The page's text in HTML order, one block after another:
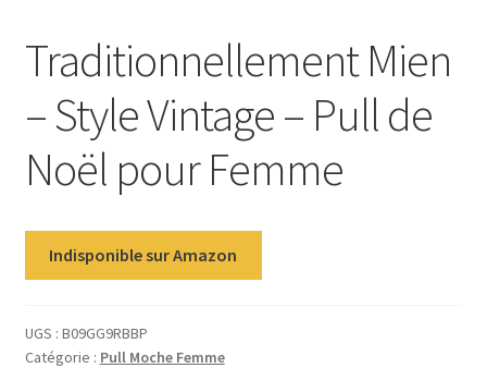
Traditionnellement Mien
– Style Vintage – Pull de
Noël pour Femme
Indisponible sur Amazon
UGS : B09GG9RBBP
Catégorie : Pull Moche Femme